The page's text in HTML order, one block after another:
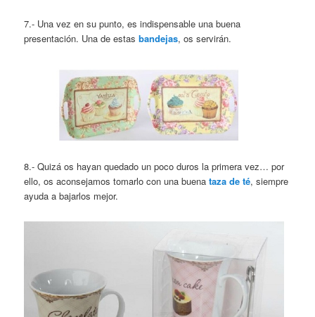
7.- Una vez en su punto, es indispensable una buena
presentación. Una de estasbandejas, os servirán.
8.- Quizá os hayan quedado un poco duros la primera vez… por
ello, os aconsejamos tomarlo con una buenataza de té, siempre
ayuda a bajarlos mejor.